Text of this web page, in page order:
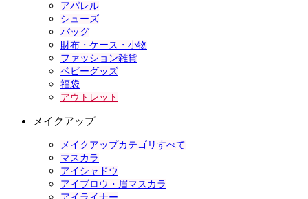
アパレル
シューズ
バッグ
財布・ケース・小物
ファッション雑貨
ベビーグッズ
福袋
アウトレット
メイクアップ
メイクアップカテゴリすべて
マスカラ
アイシャドウ
アイブロウ・眉マスカラ